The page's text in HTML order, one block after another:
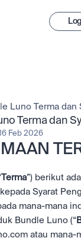
untuk membina
semua
kripto segera.
anda hanya
Pelaksanaan
pergerakan pasaran
kripto segera.
Luno Terma dan
Terma dan
Feb 2026
Terma”) berikut
Syarat
mana-mana
Bundle Luno (“
atau mana-